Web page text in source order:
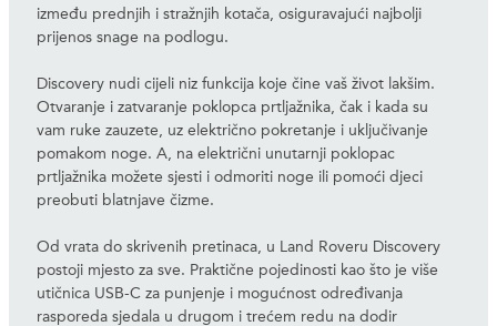
između prednjih i stražnjih kotača, osiguravajući najbolji
prijenos snage na podlogu.
Discovery nudi cijeli niz funkcija koje čine vaš život lakšim.
Otvaranje i zatvaranje poklopca prtljažnika, čak i kada su
vam ruke zauzete, uz električno pokretanje i uključivanje
pomakom noge. A, na električni unutarnji poklopac
prtljažnika možete sjesti i odmoriti noge ili pomoći djeci
preobuti blatnjave čizme.
Od vrata do skrivenih pretinaca, u Land Roveru Discovery
postoji mjesto za sve. Praktične pojedinosti kao što je više
utičnica USB-C za punjenje i mogućnost određivanja
rasporeda sjedala u drugom i trećem redu na dodir